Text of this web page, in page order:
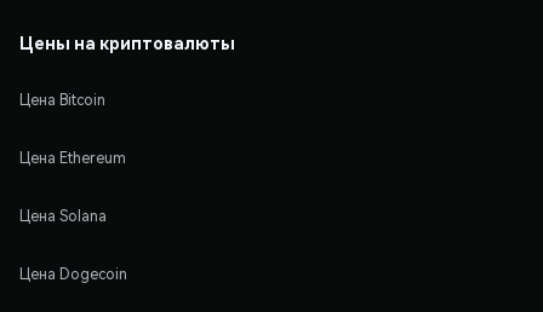
Цены на криптовалюты
Цена Bitcoin
Цена Ethereum
Цена Solana
Цена Dogecoin